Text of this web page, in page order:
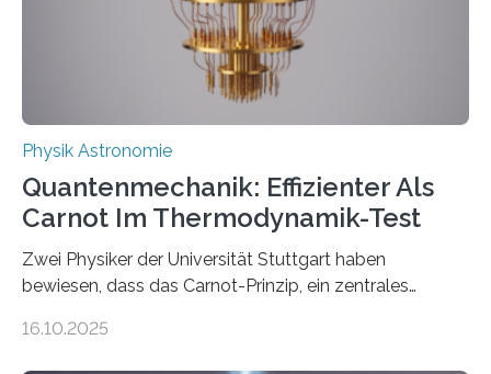
Physik Astronomie
Quantenmechanik: Effizienter Als
Carnot Im Thermodynamik-Test
Zwei Physiker der Universität Stuttgart haben
bewiesen, dass das Carnot-Prinzip, ein zentrales
Größenordnung von Atomen gilt, deren physikalische
16.10.2025